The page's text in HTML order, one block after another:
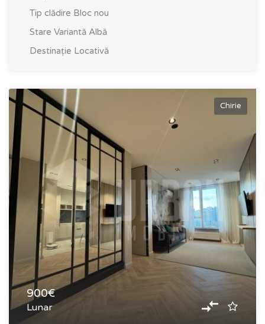
Tip clădire Bloc nou
Stare Variantă Albă
Destinație Locativă
Chirie
900€
Lunar